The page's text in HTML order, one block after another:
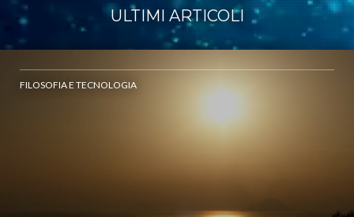
ULTIMI ARTICOLI
FILOSOFIA E TECNOLOGIA